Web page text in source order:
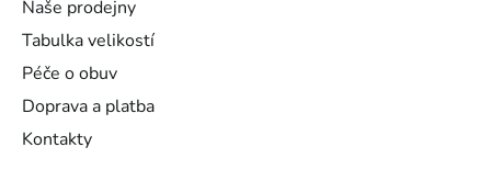
Naše prodejny
Tabulka velikostí
Péče o obuv
Doprava a platba
Kontakty